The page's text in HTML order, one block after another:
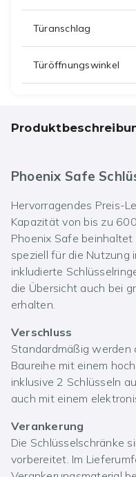
Türanschlag
Türöffnungswinkel
Phoenix Safe
Hervorragendes Preis-
Kapazität von bis zu
Phoenix Safe
speziell für die Nutzung
inkludierte
die Übersicht auch bei
erhalten.
Verschluss
Standardmäßig werden
Baureihe mit einem
inklusive 2 Schlüsseln
auch mit einem
Verankerung
Die Schlüsselschränke
vorbereitet. Im